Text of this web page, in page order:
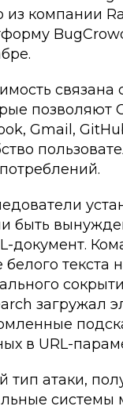
из компании
позволяют
Gmail,
быть
документ.
белого
загружал
в URL-
тип атаки,
системы